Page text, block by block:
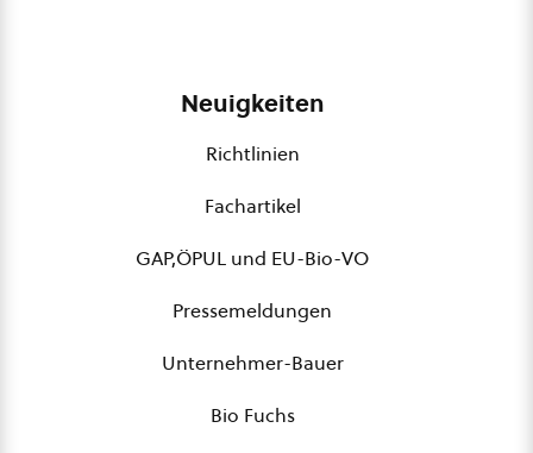
Neuigkeiten
Richtlinien
Fachartikel
GAP,ÖPUL und EU-Bio-VO
Pressemeldungen
Unternehmer-Bauer
Bio Fuchs